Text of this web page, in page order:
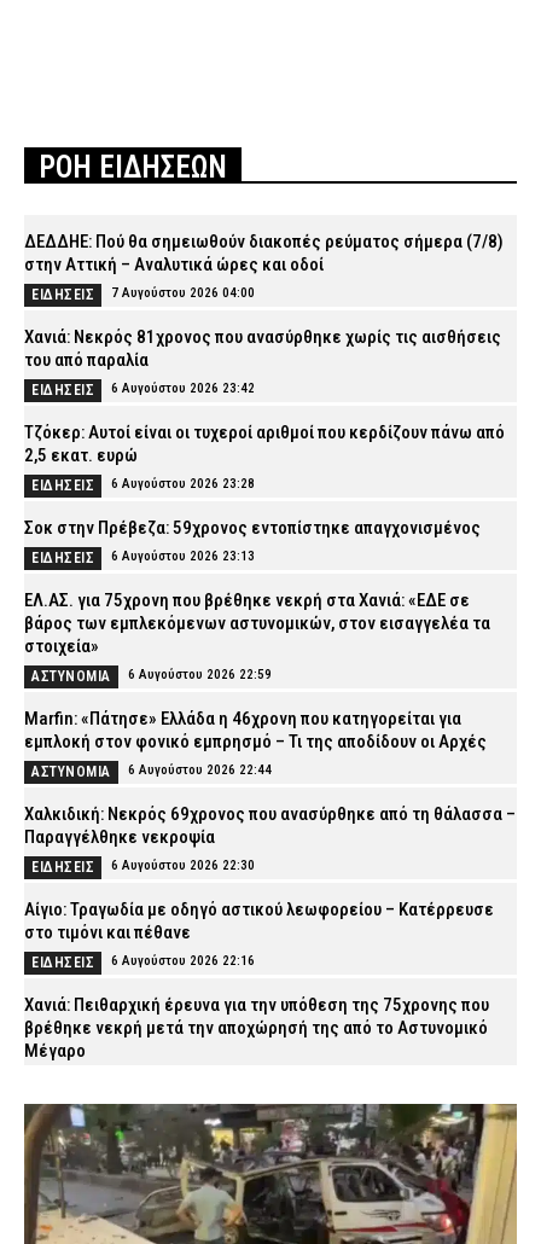
ΡΟΗ ΕΙΔΗΣΕΩΝ
ΔΕΔΔΗΕ: Πού θα σημειωθούν διακοπές ρεύματος σήμερα (7/8)
στην Αττική – Αναλυτικά ώρες και οδοί
ΕΙΔΗΣΕΙΣ 7 Αυγούστου 2026 04:00
Χανιά: Νεκρός 81χρονος που ανασύρθηκε χωρίς τις αισθήσεις
του από παραλία
ΕΙΔΗΣΕΙΣ 6 Αυγούστου 2026 23:42
Τζόκερ: Αυτοί είναι οι τυχεροί αριθμοί που κερδίζουν πάνω από
2,5 εκατ. ευρώ
ΕΙΔΗΣΕΙΣ 6 Αυγούστου 2026 23:28
Σοκ στην Πρέβεζα: 59χρονος εντοπίστηκε απαγχονισμένος
ΕΙΔΗΣΕΙΣ 6 Αυγούστου 2026 23:13
ΕΛ.ΑΣ. για 75χρονη που βρέθηκε νεκρή στα Χανιά: «ΕΔΕ σε
βάρος των εμπλεκόμενων αστυνομικών, στον εισαγγελέα τα
στοιχεία»
ΑΣΤΥΝΟΜΙΑ 6 Αυγούστου 2026 22:59
Marfin: «Πάτησε» Ελλάδα η 46χρονη που κατηγορείται για
εμπλοκή στον φονικό εμπρησμό – Τι της αποδίδουν οι Αρχές
ΑΣΤΥΝΟΜΙΑ 6 Αυγούστου 2026 22:44
Χαλκιδική: Νεκρός 69χρονος που ανασύρθηκε από τη θάλασσα –
Παραγγέλθηκε νεκροψία
ΕΙΔΗΣΕΙΣ 6 Αυγούστου 2026 22:30
Αίγιο: Τραγωδία με οδηγό αστικού λεωφορείου – Κατέρρευσε
στο τιμόνι και πέθανε
ΕΙΔΗΣΕΙΣ 6 Αυγούστου 2026 22:16
Χανιά: Πειθαρχική έρευνα για την υπόθεση της 75χρονης που
βρέθηκε νεκρή μετά την αποχώρησή της από το Αστυνομικό
Μέγαρο
Εύβοια: Νεκρός ο 35χρονος που πάλευε για τη ζωή του μετά το
τροχαίο με αγριογούρουνο
ΕΙΔΗΣΕΙΣ 6 Αυγούστου 2026 21:47
Άρτα: Συνελήφθησαν δύο στελέχη του ΔΕΔΔΗΕ μετά την έκρηξη